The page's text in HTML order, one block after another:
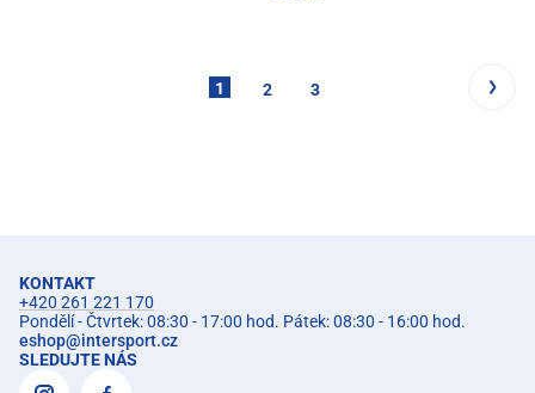
1 2 3
KONTAKT
+420 261 221 170
Pondělí - Čtvrtek: 08:30 - 17:00 hod. Pátek: 08:30 - 16:00 hod.
eshop@intersport.cz
SLEDUJTE NÁS